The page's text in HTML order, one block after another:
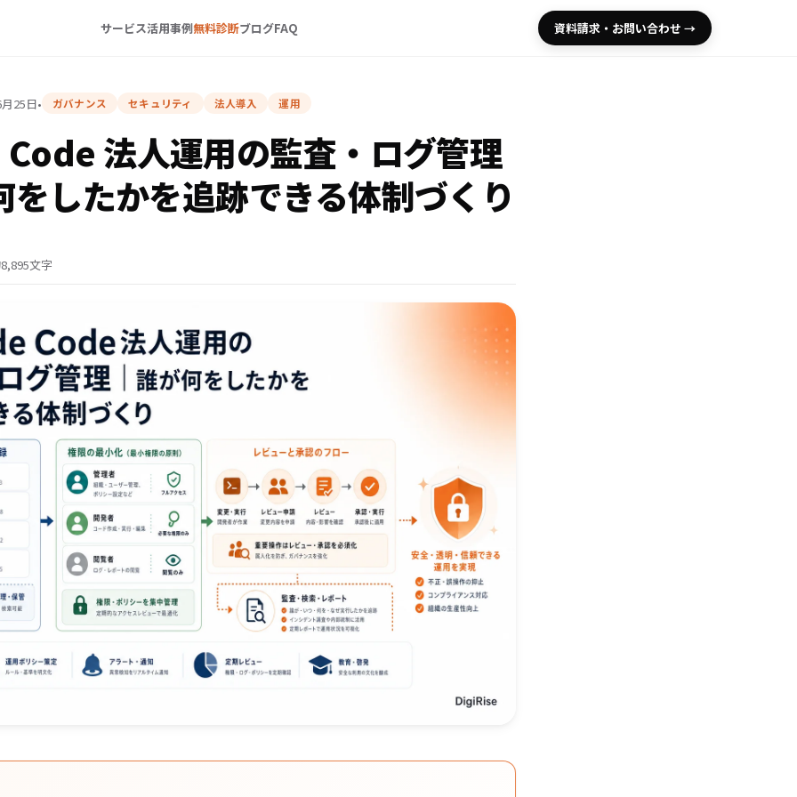
サービス活用事例無料診断ブログFAQ 資料請求・お問い合わせ →
25日• ガバナンス セキュリティ 法人導入 運用
法人運用の監査・ログ管理
をしたかを追跡できる体制づくり
文字